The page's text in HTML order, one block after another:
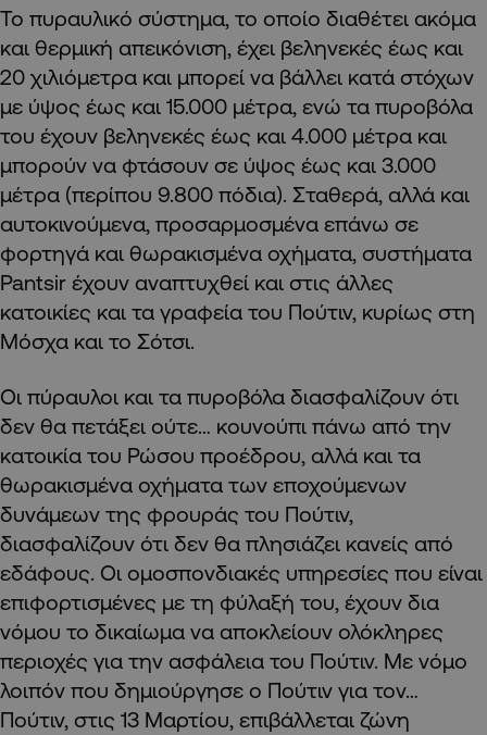
Το πυραυλικό σύστημα, το οποίο διαθέτει ακόμα
και θερμική απεικόνιση, έχει βεληνεκές έως και
20 χιλιόμετρα και μπορεί να βάλλει κατά στόχων
με ύψος έως και 15.000 μέτρα, ενώ τα πυροβόλα
του έχουν βεληνεκές έως και 4.000 μέτρα και
μπορούν να φτάσουν σε ύψος έως και 3.000
μέτρα (περίπου 9.800 πόδια). Σταθερά, αλλά και
αυτοκινούμενα, προσαρμοσμένα επάνω σε
φορτηγά και θωρακισμένα οχήματα, συστήματα
Pantsir έχουν αναπτυχθεί και στις άλλες
κατοικίες και τα γραφεία του Πούτιν, κυρίως στη
Μόσχα και το Σότσι.
Οι πύραυλοι και τα πυροβόλα διασφαλίζουν ότι
δεν θα πετάξει ούτε… κουνούπι πάνω από την
κατοικία του Ρώσου προέδρου, αλλά και τα
θωρακισμένα οχήματα των εποχούμενων
δυνάμεων της φρουράς του Πούτιν,
διασφαλίζουν ότι δεν θα πλησιάζει κανείς από
εδάφους. Οι ομοσπονδιακές υπηρεσίες που είναι
επιφορτισμένες με τη φύλαξή του, έχουν δια
νόμου το δικαίωμα να αποκλείουν ολόκληρες
περιοχές για την ασφάλεια του Πούτιν. Με νόμο
λοιπόν που δημιούργησε ο Πούτιν για τον…
Πούτιν, στις 13 Μαρτίου, επιβάλλεται ζώνη